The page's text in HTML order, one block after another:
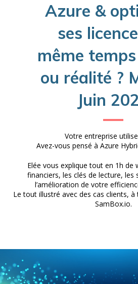
Azure &
ses
même
ou réalité ?
Juin
Votre entreprise
Avez-vous pensé à Azure
Elée vous explique tout en 1h de
financiers, les clés de lecture, les
l’amélioration de votre
Le tout illustré avec des cas clients,
SamBox.io.